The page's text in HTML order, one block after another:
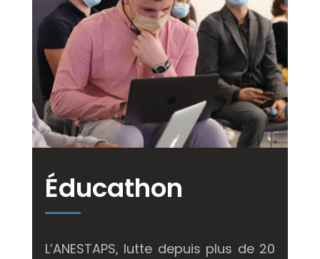
Éducathon
L’ANESTAPS, lutte depuis plus de 20